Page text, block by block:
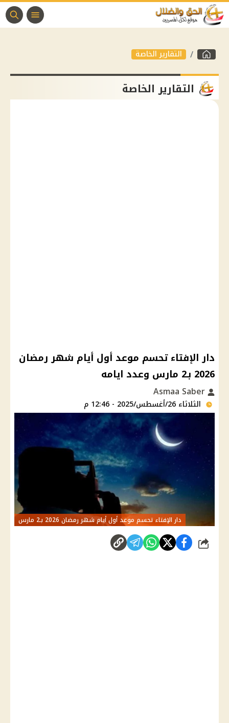
التقارير الخاصة
التقارير الخاصة
دار الإفتاء تحسم موعد أول أيام شهر رمضان
2026 بـ2 مارس وعدد ايامه
الثلاثاء 26/أغسطس/2025 - 12:46 م
دار الإفتاء تحسم موعد أول أيام شهر رمضان 2026 بـ2 مارس
شارك